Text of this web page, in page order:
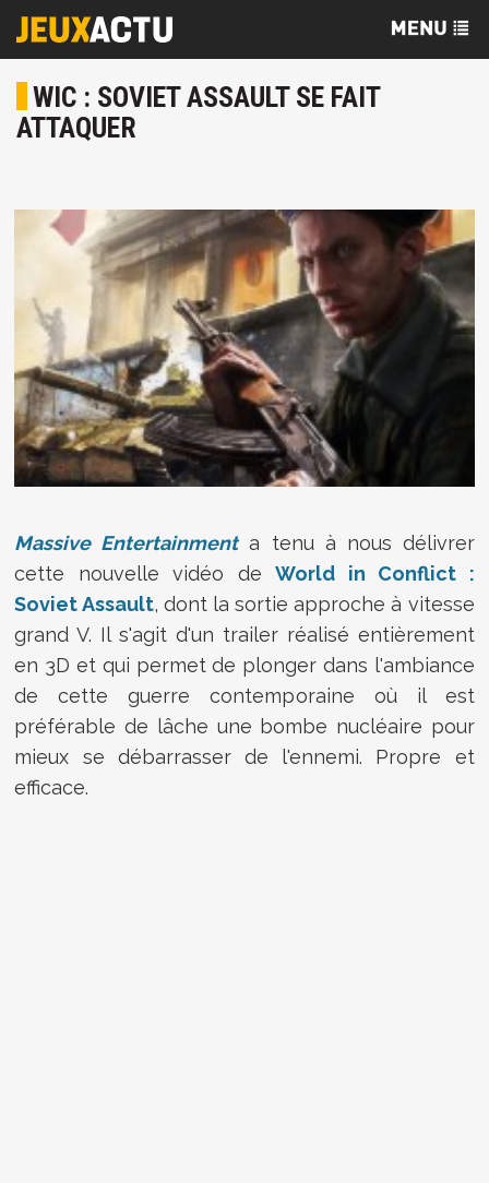
WIC : SOVIET ASSAULT SE FAIT
ATTAQUER
Massive Entertainmenta tenu à nous délivrer
cette nouvelle vidéo deWorld in Conflict :
Soviet Assault, dont la sortie approche à vitesse
grand V. Il s'agit d'un trailer réalisé entièrement
en 3D et qui permet de plonger dans l'ambiance
de cette guerre contemporaine où il est
préférable de lâche une bombe nucléaire pour
mieux se débarrasser de l'ennemi. Propre et
efficace.